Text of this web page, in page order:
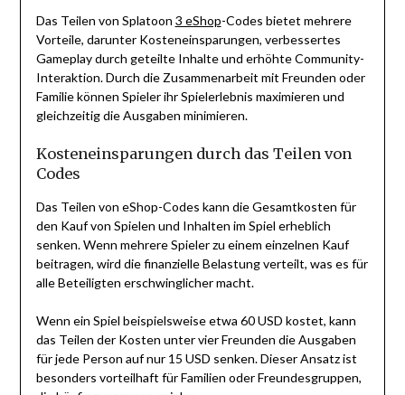
Das Teilen von Splatoon 3 eShop-Codes bietet mehrere
Vorteile, darunter Kosteneinsparungen, verbessertes
Gameplay durch geteilte Inhalte und erhöhte Community-
Interaktion. Durch die Zusammenarbeit mit Freunden oder
Familie können Spieler ihr Spielerlebnis maximieren und
gleichzeitig die Ausgaben minimieren.
Kosteneinsparungen durch das Teilen von
Codes
Das Teilen von eShop-Codes kann die Gesamtkosten für
den Kauf von Spielen und Inhalten im Spiel erheblich
senken. Wenn mehrere Spieler zu einem einzelnen Kauf
beitragen, wird die finanzielle Belastung verteilt, was es für
alle Beteiligten erschwinglicher macht.
Wenn ein Spiel beispielsweise etwa 60 USD kostet, kann
das Teilen der Kosten unter vier Freunden die Ausgaben
für jede Person auf nur 15 USD senken. Dieser Ansatz ist
besonders vorteilhaft für Familien oder Freundesgruppen,